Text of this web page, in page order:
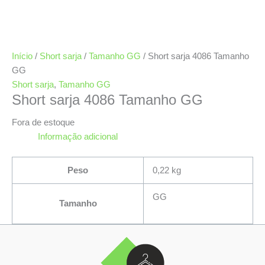
Início / Short sarja / Tamanho GG / Short sarja 4086 Tamanho
GG
Short sarja, Tamanho GG
Short sarja 4086 Tamanho GG
Fora de estoque
Informação adicional
Peso 0,22 kg
Tamanho
GG